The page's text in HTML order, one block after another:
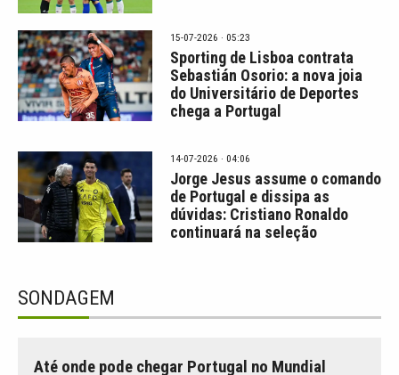
15-07-2026 · 05:23
Sporting de Lisboa contrata
Sebastián Osorio: a nova joia
do Universitário de Deportes
chega a Portugal
14-07-2026 · 04:06
Jorge Jesus assume o comando
de Portugal e dissipa as
dúvidas: Cristiano Ronaldo
continuará na seleção
SONDAGEM
Até onde pode chegar Portugal no Mundial